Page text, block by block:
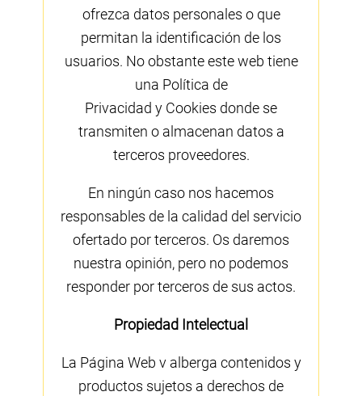
ofrezca datos personales o que
permitan la identificación de los
usuarios. No obstante este web tiene
una Política de
Privacidad y Cookies donde se
transmiten o almacenan datos a
terceros proveedores.
En ningún caso nos hacemos
responsables de la calidad del servicio
ofertado por terceros. Os daremos
nuestra opinión, pero no podemos
responder por terceros de sus actos.
Propiedad Intelectual
La Página Web v alberga contenidos y
productos sujetos a derechos de